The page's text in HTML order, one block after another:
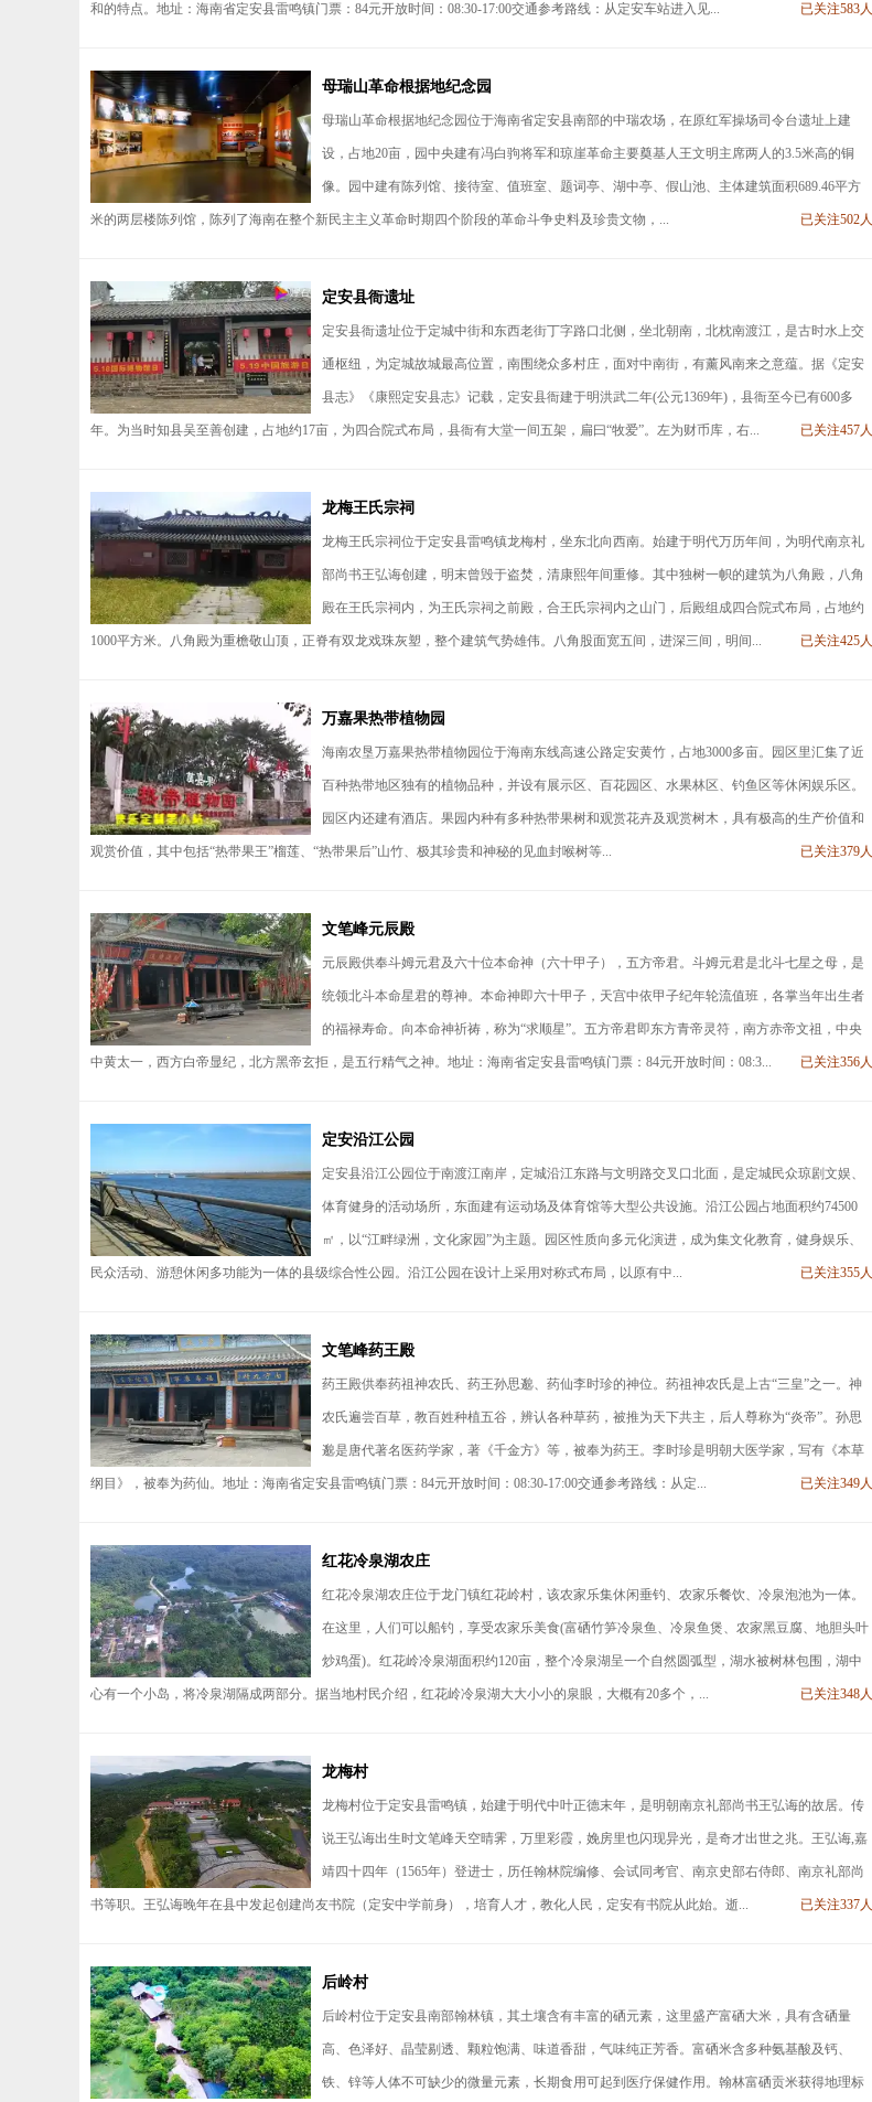
和的特点。地址：海南省定安县雷鸣镇门票：84元开放时间：08:30-17:00交通参考路线：从定安车站进入见... 已关注583人
母瑞山革命根据地纪念园
母瑞山革命根据地纪念园位于海南省定安县南部的中瑞农场，在原红军操场司令台遗址上建
设，占地20亩，园中央建有冯白驹将军和琼崖革命主要奠基人王文明主席两人的3.5米高的铜
像。园中建有陈列馆、接待室、值班室、题词亭、湖中亭、假山池、主体建筑面积689.46平方
米的两层楼陈列馆，陈列了海南在整个新民主主义革命时期四个阶段的革命斗争史料及珍贵文物，... 已关注502人
定安县衙遗址
定安县衙遗址位于定城中街和东西老街丁字路口北侧，坐北朝南，北枕南渡江，是古时水上交
通枢纽，为定城故城最高位置，南围绕众多村庄，面对中南街，有薰风南来之意蕴。据《定安
县志》《康熙定安县志》记载，定安县衙建于明洪武二年(公元1369年)，县衙至今已有600多
年。为当时知县吴至善创建，占地约17亩，为四合院式布局，县衙有大堂一间五架，扁曰“牧爱”。左为财币库，右... 已关注457人
龙梅王氏宗祠
龙梅王氏宗祠位于定安县雷鸣镇龙梅村，坐东北向西南。始建于明代万历年间，为明代南京礼
部尚书王弘诲创建，明末曾毁于盗焚，清康熙年间重修。其中独树一帜的建筑为八角殿，八角
殿在王氏宗祠内，为王氏宗祠之前殿，合王氏宗祠内之山门，后殿组成四合院式布局，占地约
1000平方米。八角殿为重檐敬山顶，正脊有双龙戏珠灰塑，整个建筑气势雄伟。八角股面宽五间，进深三间，明间... 已关注425人
万嘉果热带植物园
海南农垦万嘉果热带植物园位于海南东线高速公路定安黄竹，占地3000多亩。园区里汇集了近
百种热带地区独有的植物品种，并设有展示区、百花园区、水果林区、钓鱼区等休闲娱乐区。
园区内还建有酒店。果园内种有多种热带果树和观赏花卉及观赏树木，具有极高的生产价值和
观赏价值，其中包括“热带果王”榴莲、“热带果后”山竹、极其珍贵和神秘的见血封喉树等... 已关注379人
文笔峰元辰殿
元辰殿供奉斗姆元君及六十位本命神（六十甲子），五方帝君。斗姆元君是北斗七星之母，是
统领北斗本命星君的尊神。本命神即六十甲子，天宫中依甲子纪年轮流值班，各掌当年出生者
的福禄寿命。向本命神祈祷，称为“求顺星”。五方帝君即东方青帝灵符，南方赤帝文祖，中央
中黄太一，西方白帝显纪，北方黑帝玄拒，是五行精气之神。地址：海南省定安县雷鸣镇门票：84元开放时间：08:3... 已关注356人
定安沿江公园
定安县沿江公园位于南渡江南岸，定城沿江东路与文明路交叉口北面，是定城民众琼剧文娱、
体育健身的活动场所，东面建有运动场及体育馆等大型公共设施。沿江公园占地面积约74500
㎡，以“江畔绿洲，文化家园”为主题。园区性质向多元化演进，成为集文化教育，健身娱乐、
民众活动、游憩休闲多功能为一体的县级综合性公园。沿江公园在设计上采用对称式布局，以原有中... 已关注355人
文笔峰药王殿
药王殿供奉药祖神农氏、药王孙思邈、药仙李时珍的神位。药祖神农氏是上古“三皇”之一。神
农氏遍尝百草，教百姓种植五谷，辨认各种草药，被推为天下共主，后人尊称为“炎帝”。孙思
邈是唐代著名医药学家，著《千金方》等，被奉为药王。李时珍是明朝大医学家，写有《本草
纲目》，被奉为药仙。地址：海南省定安县雷鸣镇门票：84元开放时间：08:30-17:00交通参考路线：从定... 已关注349人
红花冷泉湖农庄
红花冷泉湖农庄位于龙门镇红花岭村，该农家乐集休闲垂钓、农家乐餐饮、冷泉泡池为一体。
在这里，人们可以船钓，享受农家乐美食(富硒竹笋冷泉鱼、冷泉鱼煲、农家黑豆腐、地胆头叶
炒鸡蛋)。红花岭冷泉湖面积约120亩，整个冷泉湖呈一个自然圆弧型，湖水被树林包围，湖中
心有一个小岛，将冷泉湖隔成两部分。据当地村民介绍，红花岭冷泉湖大大小小的泉眼，大概有20多个，... 已关注348人
龙梅村
龙梅村位于定安县雷鸣镇，始建于明代中叶正德末年，是明朝南京礼部尚书王弘诲的故居。传
说王弘诲出生时文笔峰天空晴霁，万里彩霞，娩房里也闪现异光，是奇才出世之兆。王弘诲,嘉
靖四十四年（1565年）登进士，历任翰林院编修、会试同考官、南京史部右侍郎、南京礼部尚
书等职。王弘诲晚年在县中发起创建尚友书院（定安中学前身），培育人才，教化人民，定安有书院从此始。逝... 已关注337人
后岭村
后岭村位于定安县南部翰林镇，其土壤含有丰富的硒元素，这里盛产富硒大米，具有含硒量
高、色泽好、晶莹剔透、颗粒饱满、味道香甜，气味纯正芳香。富硒米含多种氨基酸及钙、
铁、锌等人体不可缺少的微量元素，长期食用可起到医疗保健作用。翰林富硒贡米获得地理标